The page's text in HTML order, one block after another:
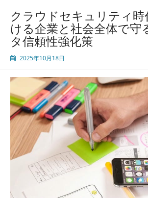
社
会
に
対
応
る
ク
ラ
ウ
ド
セ
リ
テ
ィ
クラウドセキュリティ時
ける企業と社会全体で守
タ信頼性強化策
2025年10月18日